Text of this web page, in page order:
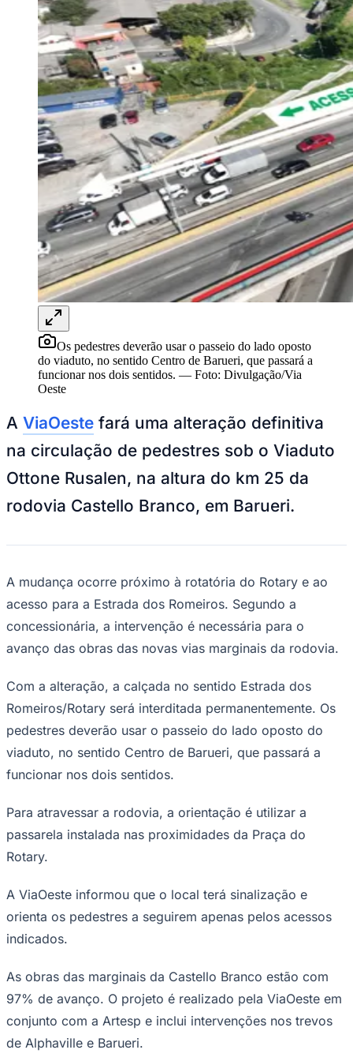
Para Sua Empresa
Anuncie Regional
Guia de Empresas
Vagas na RegiãoNovo
Hub de Negócios
Guia Comercial
Selo Verificado
Portal Educacional
Agenda de Vestibulares
Vagas de Emprego
Concursos
Panorama Econômico
Panorama Econômico
Para Sua Empresa
Anuncie no Portal
Verificar EmpresaNovo
Anunciar Vagas
Publicidade Legal
NBA
NFL
Fórmula 1
Tênis (ATP)
MLB
NHL
Atletismo
Vôlei
NBB
Competições de Futebol
Copa do Brasil
Libertadores
Sul-Americana
Copa América
Champions League
Premier League
Bundesliga
Mundial 2026
Times - Ir direto
Os pedestres deverão usar o passeio do lado oposto
do viaduto, no sentido Centro de Barueri, que passará a
funcionar nos dois sentidos. — Foto: Divulgação/Via
Oeste
A ViaOeste fará uma alteração definitiva
na circulação de pedestres sob o Viaduto
Ottone Rusalen, na altura do km 25 da
rodovia Castello Branco, em Barueri.
A mudança ocorre próximo à rotatória do Rotary e ao
acesso para a Estrada dos Romeiros. Segundo a
concessionária, a intervenção é necessária para o
avanço das obras das novas vias marginais da rodovia.
Com a alteração, a calçada no sentido Estrada dos
Romeiros/Rotary será interditada permanentemente. Os
pedestres deverão usar o passeio do lado oposto do
viaduto, no sentido Centro de Barueri, que passará a
funcionar nos dois sentidos.
Para atravessar a rodovia, a orientação é utilizar a
passarela instalada nas proximidades da Praça do
Rotary.
A ViaOeste informou que o local terá sinalização e
orienta os pedestres a seguirem apenas pelos acessos
indicados.
As obras das marginais da Castello Branco estão com
97% de avanço. O projeto é realizado pela ViaOeste em
conjunto com a Artesp e inclui intervenções nos trevos
de Alphaville e Barueri.